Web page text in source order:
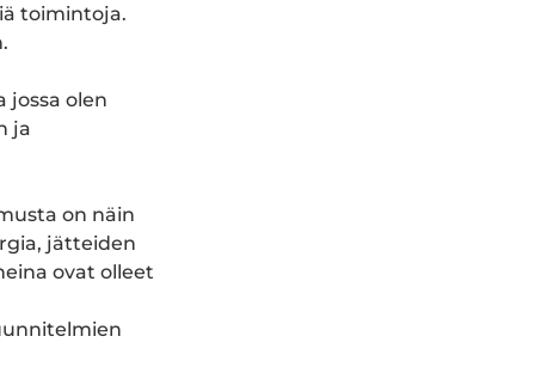
toimintoja.
jossa olen
ja
on näin
jätteiden
ovat olleet